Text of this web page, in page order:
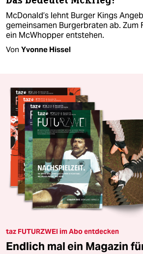
McDonald’s lehnt Burger Kings
gemeinsamen Burgerbraten ab. Zum
ein McWhopper entstehen.
Von Yvonne Hissel
taz FUTURZWEI im Abo entdecken
Endlich mal ein Magazin